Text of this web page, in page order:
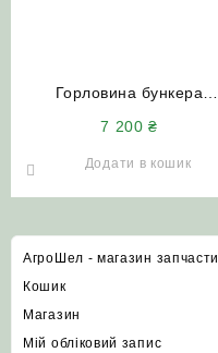
Горловина бункера
комбайна ДОН-1500А/Б
7 200₴
Додати в кошик
АгроШел - магазин
Кошик
Магазин
Мій обліковий запис